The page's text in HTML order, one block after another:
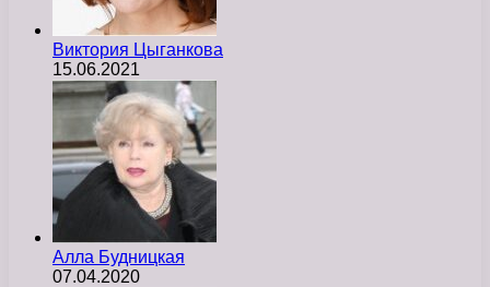
Виктория Цыганкова
15.06.2021
Алла Будницкая
07.04.2020